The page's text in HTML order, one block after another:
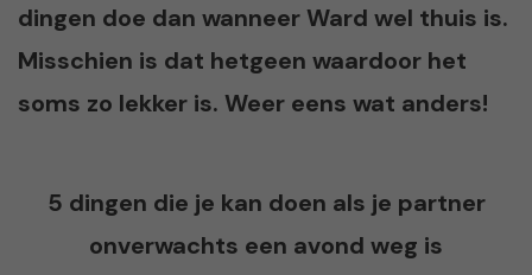
dingen doe dan wanneer Ward wel thuis is.
Misschien is dat hetgeen waardoor het
soms zo lekker is. Weer eens wat anders!
5 dingen die je kan doen als je partner
onverwachts een avond weg is